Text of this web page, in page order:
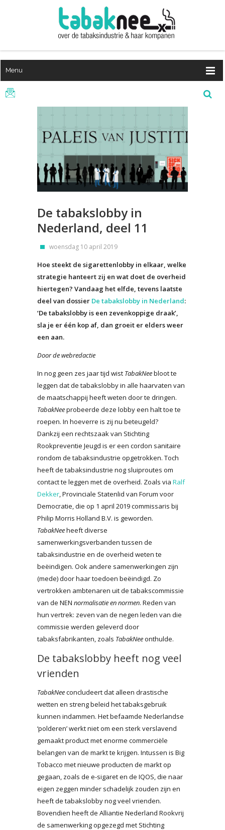
Menu
De tabakslobby in
Nederland, deel 11
woensdag 10 april 2019
Hoe steekt de sigarettenlobby in elkaar, welke
strategie hanteert zij en wat doet de overheid
hiertegen? Vandaag het elfde, tevens laatste
deel van dossier De tabakslobby in Nederland:
‘De tabakslobby is een zevenkoppige draak’,
sla je er één kop af, dan groeit er elders weer
een aan.
Door de webredactie
In nog geen zes jaar tijd wist TabakNeebloot te
leggen dat de tabakslobby in alle haarvaten van
de maatschappij heeft weten door te dringen.
TabakNeeprobeerde deze lobby een halt toe te
roepen. In hoeverre is zij nu beteugeld?
Dankzij een rechtszaak van Stichting
Rookpreventie Jeugd is er een cordon sanitaire
rondom de tabaksindustrie opgetrokken. Toch
heeft de tabaksindustrie nog sluiproutes om
contact te leggen met de overheid. Zoals via Ralf
Dekker, Provinciale Statenlid van Forum voor
Democratie, die op 1 april 2019 commissaris bij
Philip Morris Holland B.V. is geworden.
TabakNeeheeft diverse
samenwerkingsverbanden tussen de
tabaksindustrie en de overheid weten te
beëindigen. Ook andere samenwerkingen zijn
(mede) door haar toedoen beëindigd. Zo
vertrokken ambtenaren uit de tabakscommissie
van de NEN normalisatie en normen. Reden van
hun vertrek: zeven van de negen leden van die
commissie werden geleverd door
tabaksfabrikanten, zoals TabakNeeonthulde.
De tabakslobby heeft nog veel
vrienden
TabakNeeconcludeert dat alleen drastische
wetten en streng beleid het tabaksgebruik
kunnen indammen. Het befaamde Nederlandse
‘polderen’ werkt niet om een sterk verslavend
gemaakt product met enorme commerciële
belangen van de markt te krijgen. Intussen is Big
Tobacco met nieuwe producten de markt op
gegaan, zoals de e-sigaret en de IQOS, die naar
eigen zeggen minder schadelijk zouden zijn en
heeft de tabakslobby nog veel vrienden.
Bovendien heeft de Alliantie Nederland Rookvrij
de samenwerking opgezegd met Stichting